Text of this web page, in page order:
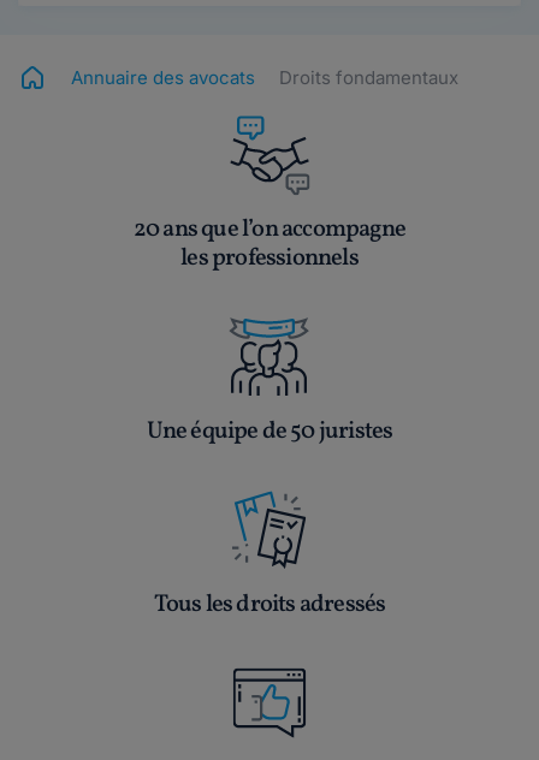
Annuaire des avocats Droits fondamentaux
20 ans que l’on accompagne
les professionnels
Une équipe de 50 juristes
Tous les droits adressés